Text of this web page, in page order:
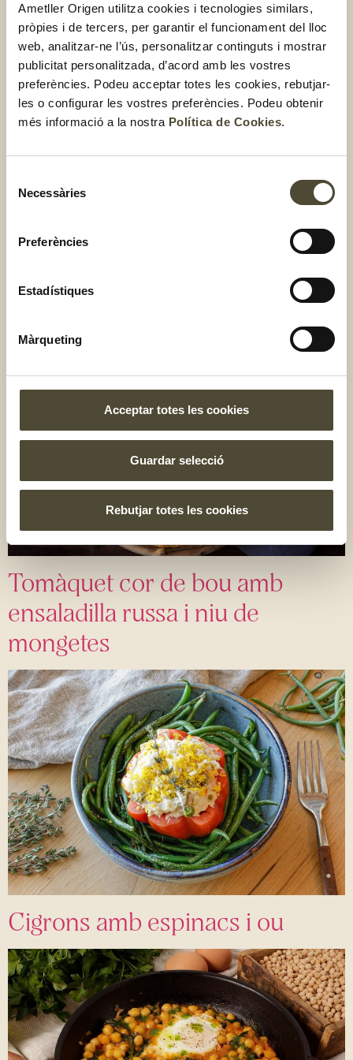
Ametller Origen utilitza cookies i tecnologies similars,
pròpies i de tercers, per garantir el funcionament del lloc
web, analitzar-ne l’ús, personalitzar continguts i mostrar
publicitat personalitzada, d’acord amb les vostres
preferències. Podeu acceptar totes les cookies, rebutjar-
les o configurar les vostres preferències. Podeu obtenir
més informació a la nostra Política de Cookies.
Necessàries
Preferències
Estadístiques
Màrqueting
Acceptar totes les cookies
Guardar selecció
Rebutjar totes les cookies
formatge parmesà
Tomàquet cor de bou amb
ensaladilla russa i niu de
mongetes
Cigrons amb espinacs i ou